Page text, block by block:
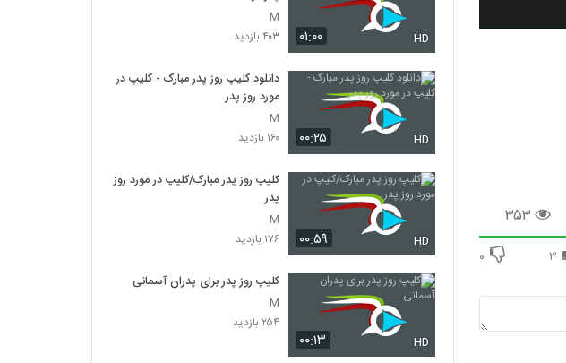
۳۵۳
۳ ۰
۰۱:۰۰ HD
M
۴۰۳ بازدید
۰۰:۲۵ HD
دانلود کلیپ روز پدر مبارک - کلیپ در
مورد روز پدر
M
۱۶۰ بازدید
۰۰:۵۹ HD
کلیپ روز پدر مبارک/کلیپ در مورد روز
پدر
M
۱۷۶ بازدید
۰۰:۱۳ HD
کلیپ روز پدر برای پدران آسمانی
M
۲۵۴ بازدید